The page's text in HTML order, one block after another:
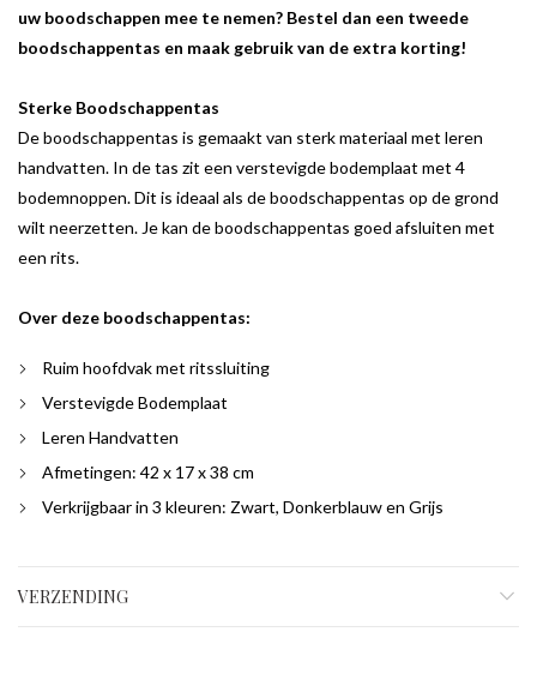
uw boodschappen mee te nemen? Bestel dan een tweede
boodschappentas en maak gebruik van de extra korting!
Sterke Boodschappentas
De boodschappentas is gemaakt van sterk materiaal met leren
handvatten. In de tas zit een verstevigde bodemplaat met 4
bodemnoppen. Dit is ideaal als de boodschappentas op de grond
wilt neerzetten. Je kan de boodschappentas goed afsluiten met
een rits.
Over deze boodschappentas:
Ruim hoofdvak met ritssluiting
Verstevigde Bodemplaat
Leren Handvatten
Afmetingen: 42 x 17 x 38 cm
Verkrijgbaar in 3 kleuren: Zwart, Donkerblauw en Grijs
VERZENDING